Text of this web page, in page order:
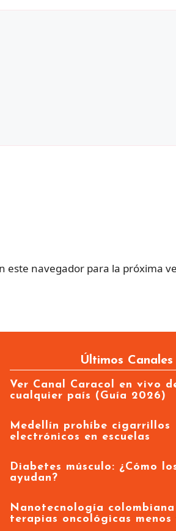
este navegador para la próxima
Últimos Canales
Ver Canal Caracol en vivo
cualquier país (Guía 2026)
Medellín prohíbe cigarrillos
electrónicos en escuelas
Diabetes músculo: ¿Cómo
ayudan?
Nanotecnología
terapias oncológicas menos